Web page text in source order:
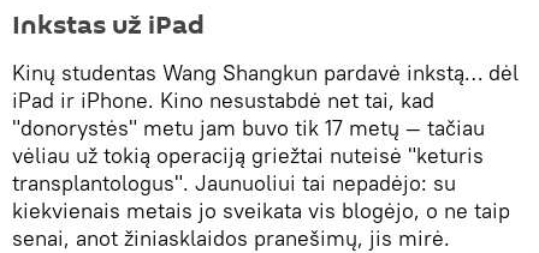
Inkstas už iPad
Kinų studentas Wang Shangkun pardavė inkstą… dėl
iPad ir iPhone. Kino nesustabdė net tai, kad
"donorystės" metu jam buvo tik 17 metų — tačiau
vėliau už tokią operaciją griežtai nuteisė "keturis
transplantologus". Jaunuoliui tai nepadėjo: su
kiekvienais metais jo sveikata vis blogėjo, o ne taip
senai, anot žiniasklaidos pranešimų, jis mirė.